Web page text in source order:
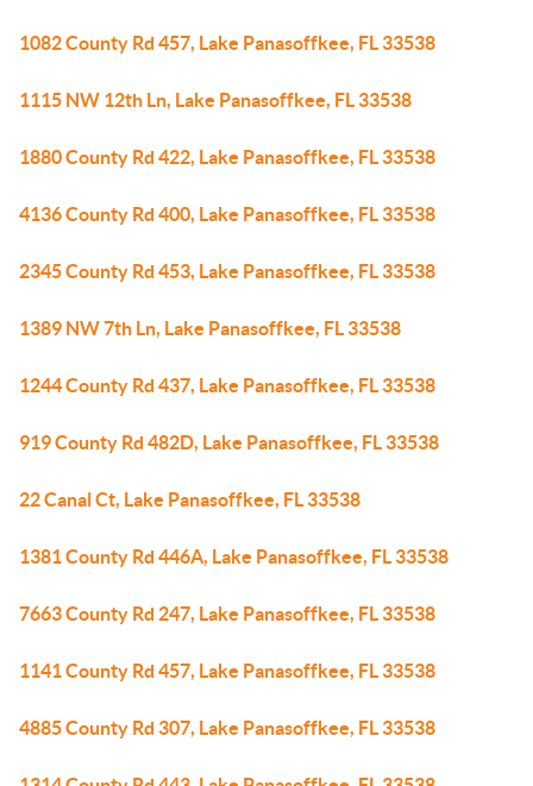
1082 County Rd 457, Lake Panasoffkee, FL 33538
1115 NW 12th Ln, Lake Panasoffkee, FL 33538
1880 County Rd 422, Lake Panasoffkee, FL 33538
4136 County Rd 400, Lake Panasoffkee, FL 33538
2345 County Rd 453, Lake Panasoffkee, FL 33538
1389 NW 7th Ln, Lake Panasoffkee, FL 33538
1244 County Rd 437, Lake Panasoffkee, FL 33538
919 County Rd 482D, Lake Panasoffkee, FL 33538
22 Canal Ct, Lake Panasoffkee, FL 33538
1381 County Rd 446A, Lake Panasoffkee, FL 33538
7663 County Rd 247, Lake Panasoffkee, FL 33538
1141 County Rd 457, Lake Panasoffkee, FL 33538
4885 County Rd 307, Lake Panasoffkee, FL 33538